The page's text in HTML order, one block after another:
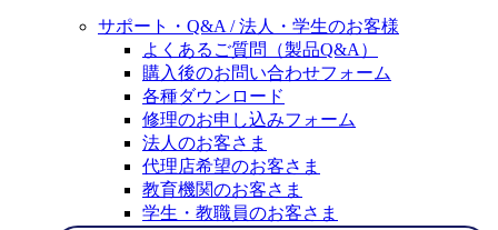
サポート・Q&A / 法人・学生のお客様
よくあるご質問（製品Q&A）
購入後のお問い合わせフォーム
各種ダウンロード
修理のお申し込みフォーム
法人のお客さま
代理店希望のお客さま
教育機関のお客さま
学生・教職員のお客さま